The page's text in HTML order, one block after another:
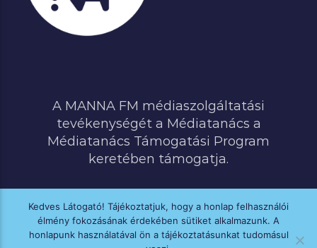
A MANNA FM médiaszolgáltatási
tevékenységét a Médiatanács a
Médiatanács Támogatási Program
keretében támogatja.
MINDEN JOG FENNTARTVA © 2020 MANNA FM
Kedves Látogató! Tájékoztatjuk, hogy a honlap felhasználói
élmény fokozásának érdekében sütiket alkalmazunk. A
honlapunk használatával ön a tájékoztatásunkat tudomásul